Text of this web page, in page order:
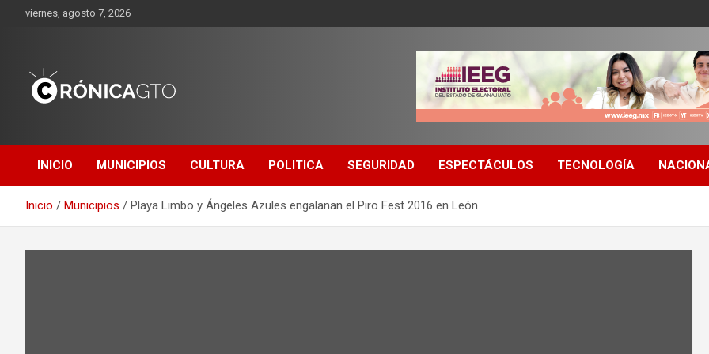
viernes, agosto 7, 2026
GUANAJUATO
INICIO MUNICIPIOS CULTURA POLITICA SEGURIDAD ESPECTÁCULOS TECNOLOGÍA
Inicio Municipios Playa Limbo y Ángeles Azules engalanan el Piro Fest 2016 en León